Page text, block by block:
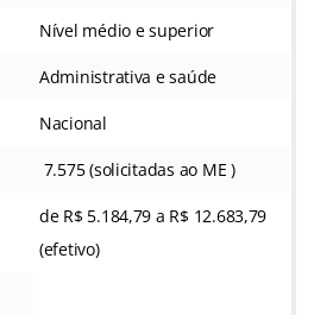
Nível médio e superior
Administrativa e saúde
Nacional
7.575 (solicitadas ao ME )
de R$ 5.184,79 a R$ 12.683,79
(efetivo)